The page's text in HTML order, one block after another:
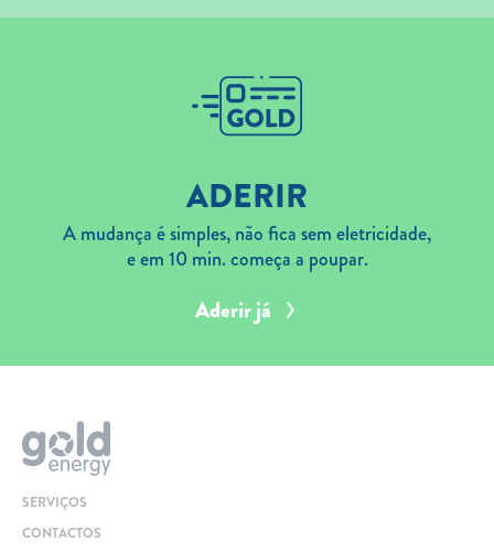
ADERIR
A mudança é simples, não fica sem eletricidade,
e em 10 min. começa a poupar.
Aderir já
SERVIÇOS
CONTACTOS